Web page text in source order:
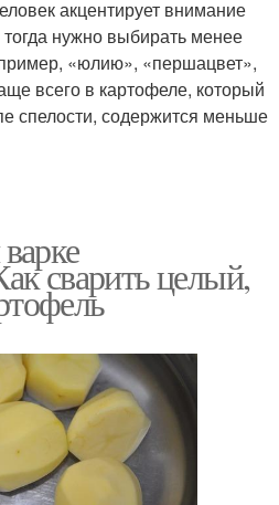
акцентирует внимание
нужно выбирать менее
«юлию», «першацвет»,
всего в картофеле, который
спелости, содержится меньше
сварить целый,